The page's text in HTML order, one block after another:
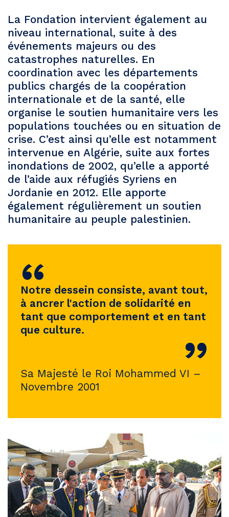
La Fondation intervient également au
niveau international, suite à des
événements majeurs ou des
catastrophes naturelles. En
coordination avec les départements
publics chargés de la coopération
internationale et de la santé, elle
organise le soutien humanitaire vers les
populations touchées ou en situation de
crise. C’est ainsi qu’elle est notamment
intervenue en Algérie, suite aux fortes
inondations de 2002, qu’elle a apporté
de l’aide aux réfugiés Syriens en
Jordanie en 2012. Elle apporte
également régulièrement un soutien
humanitaire au peuple palestinien.
“
Notre dessein consiste, avant tout,
à ancrer l'action de solidarité en
tant que comportement et en tant
que culture.
”
Sa Majesté le Roi Mohammed VI –
Novembre 2001